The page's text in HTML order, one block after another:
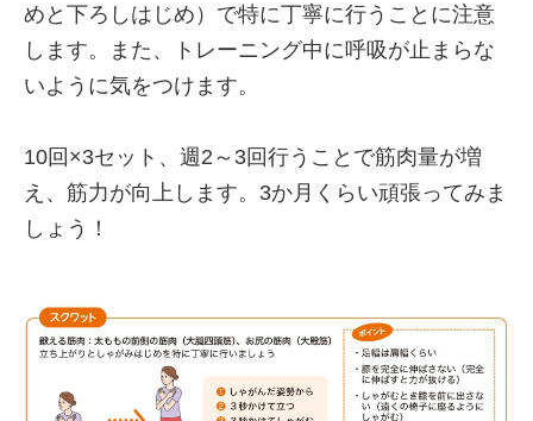
めと下ろしはじめ）で特に丁寧に行うことに注意
します。また、トレーニング中に呼吸が止まらな
いように気をつけます。
10回×3セット、週2～3回行うことで筋肉量が増
え、筋力が向上します。3か月くらい頑張ってみま
しょう！